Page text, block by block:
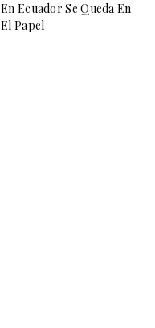
En Ecuador Se Queda En
El Papel